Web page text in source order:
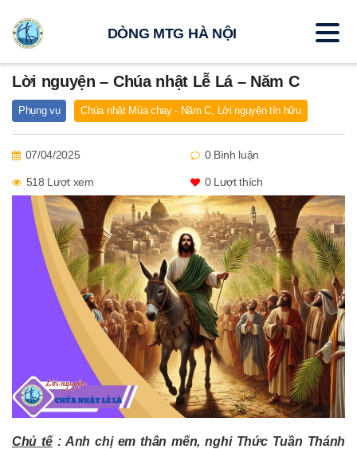
Lời nguyện – Chúa nhật Lễ Lá – Năm C
Phụng vụ Chúa nhật Mùa chay - Năm C, Lời nguyện tín hữu
07/04/2025 0 Bình luận
518 Lượt xem 0Lượt thích
Chủ tế: Anh chị em thân mến,nghi Thức Tuần Thánh
DÒNG MTG HÀ NỘI